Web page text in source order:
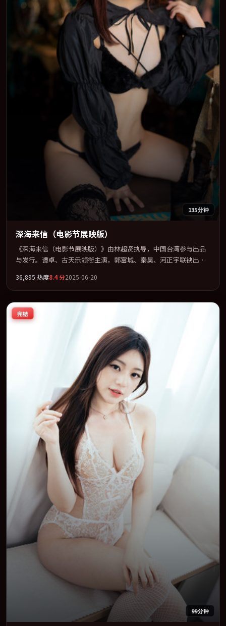
135分钟
深海来信（电影节展映版）
《深海来信（电影节展映版）》由林超贤执导，中国台湾参与出品
与发行。谭卓、古天乐领衔主演，郭富城、秦昊、河正宇联袂出
类型为骨架，在叙事、表演与视听上力求统一。定于 2025-05-06 在
内地院线及主流平台同步亮相，2025 年度话题片中口碑稳健，适合
喜欢强情节与人物弧光的观众完整观看。
36,895 热度8.4分2025-06-20
完结
99分钟